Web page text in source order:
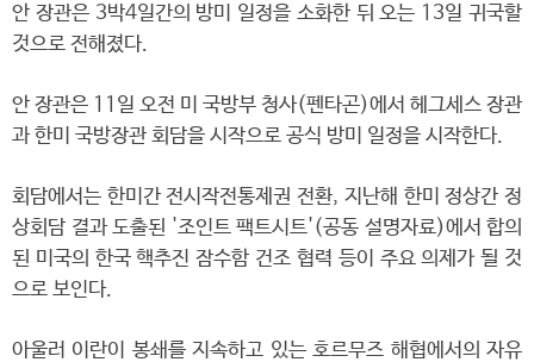
안 장관은 3박4일간의 방미 일정을 소화한 뒤 오는 13일 귀국할
것으로 전해졌다.
안 장관은 11일 오전 미 국방부 청사(펜타곤)에서 헤그세스 장관
과 한미 국방장관 회담을 시작으로 공식 방미 일정을 시작한다.
회담에서는 한미간 전시작전통제권 전환, 지난해 한미 정상간 정
상회담 결과 도출된 '조인트 팩트시트'(공동 설명자료)에서 합의
된 미국의 한국 핵추진 잠수함 건조 협력 등이 주요 의제가 될 것
으로 보인다.
아울러 이란이 봉쇄를 지속하고 있는 호르무즈 해협에서의 자유